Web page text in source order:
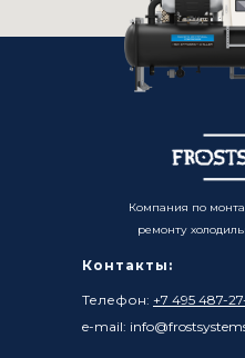
Контакты:
Телефон: +7 495 487-
e-mail:
Компания по
ремонту